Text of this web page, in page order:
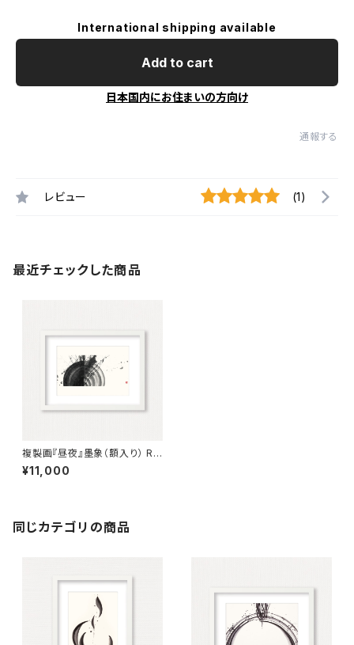
International shipping available
Add to cart
日本国内にお住まいの方向け
通報する
レビュー (1)
最近チェックした商品
複製画『昼夜』墨象（額入り） Re
production painting「Dau &
Night」（Framed）
¥11,000
同じカテゴリの商品